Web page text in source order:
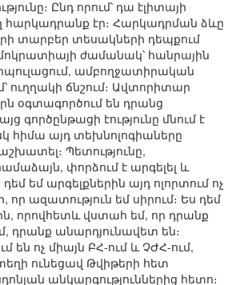
Ընդ որում՝ դա էլիտայի
հարկադրանք էր։ Հարկադրման ձևը
տարբեր տեսակների դեպքում
ժամանակ՝ հանրային
ամբողջատիրական
ուղղակի ճնշում։ Ավտորիտար
օգտագործում են դրանց
գործընթացի էությունը մնում է
հիմա այդ տեխնոլոգիաները
Պետությունը,
փորձում է արգելել և
եմ արգելքներին այդ ոլորտում ոչ
ազատություն եմ սիրում։ Ես դեմ
որովհետև վստահ եմ, որ դրանք
դրանք անարդյունավետ են։
են ոչ միայն ԲՀ-ում և ՉԺՀ-ում,
ունեցավ Թվիթերի հետ
անկարգություններից հետո։